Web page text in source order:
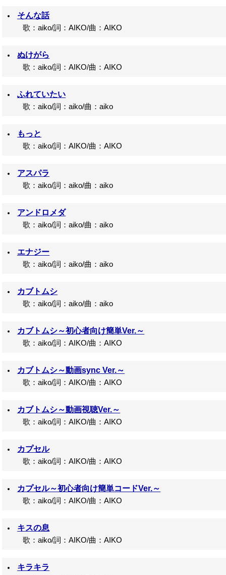
そんな話
歌：aiko/詞：AIKO/曲：AIKO
ぬけがら
歌：aiko/詞：AIKO/曲：AIKO
ふれていたい
歌：aiko/詞：aiko/曲：aiko
もっと
歌：aiko/詞：AIKO/曲：AIKO
アスパラ
歌：aiko/詞：aiko/曲：aiko
アンドロメダ
歌：aiko/詞：aiko/曲：aiko
エナジー
歌：aiko/詞：aiko/曲：aiko
カブトムシ
歌：aiko/詞：aiko/曲：aiko
カブトムシ～初心者向け簡単Ver.～
歌：aiko/詞：AIKO/曲：AIKO
カブトムシ～動画sync Ver.～
歌：aiko/詞：AIKO/曲：AIKO
カブトムシ～動画視聴Ver.～
歌：aiko/詞：AIKO/曲：AIKO
カプセル
歌：aiko/詞：AIKO/曲：AIKO
カプセル～初心者向け簡単コードVer.～
歌：aiko/詞：AIKO/曲：AIKO
キスの息
歌：aiko/詞：AIKO/曲：AIKO
キラキラ